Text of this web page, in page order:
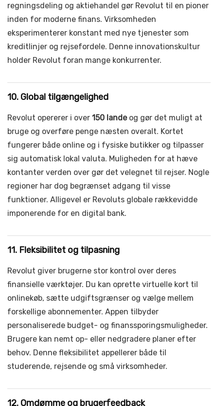
regningsdeling og aktiehandel gør Revolut til en pioner
inden for moderne finans. Virksomheden
eksperimenterer konstant med nye tjenester som
kreditlinjer og rejsefordele. Denne innovationskultur
holder Revolut foran mange konkurrenter.
10. Global tilgængelighed
Revolut opererer i over 150 landeog gør det muligt at
bruge og overføre penge næsten overalt. Kortet
fungerer både online og i fysiske butikker og tilpasser
sig automatisk lokal valuta. Muligheden for at hæve
kontanter verden over gør det velegnet til rejser. Nogle
regioner har dog begrænset adgang til visse
funktioner. Alligevel er Revoluts globale rækkevidde
imponerende for en digital bank.
11. Fleksibilitet og tilpasning
Revolut giver brugerne stor kontrol over deres
finansielle værktøjer. Du kan oprette virtuelle kort til
onlinekøb, sætte udgiftsgrænser og vælge mellem
forskellige abonnementer. Appen tilbyder
personaliserede budget- og finanssporingsmuligheder.
Brugere kan nemt op- eller nedgradere planer efter
behov. Denne fleksibilitet appellerer både til
studerende, rejsende og små virksomheder.
12. Omdømme og brugerfeedback